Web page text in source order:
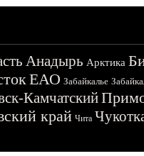
Анадырь Арктика
ЕАО Забайкалье
Камчатский
край Чита